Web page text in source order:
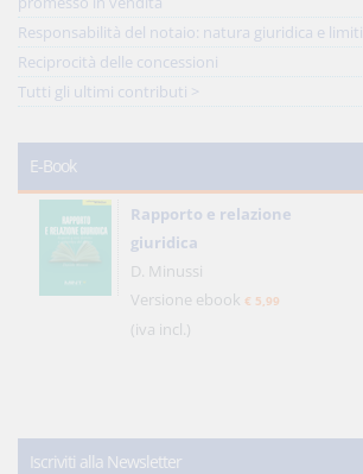
Responsabilità del notaio: natura giuridica e limiti
Reciprocità delle concessioni
Tutti gli ultimi contributi >
E-Book
Rapporto e relazione
giuridica
D. Minussi
Versione ebook € 5,99
(iva incl.)
Iscriviti alla Newsletter